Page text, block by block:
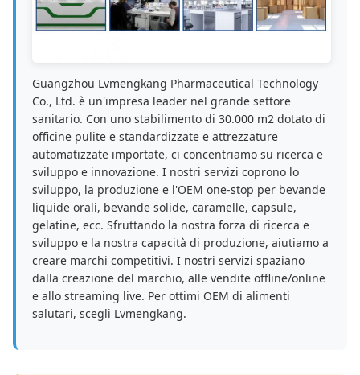
Guangzhou Lvmengkang Pharmaceutical Technology
Co., Ltd. è un'impresa leader nel grande settore
sanitario. Con uno stabilimento di 30.000 m2 dotato di
officine pulite e standardizzate e attrezzature
automatizzate importate, ci concentriamo su ricerca e
sviluppo e innovazione. I nostri servizi coprono lo
sviluppo, la produzione e l'OEM one-stop per bevande
liquide orali, bevande solide, caramelle, capsule,
gelatine, ecc. Sfruttando la nostra forza di ricerca e
sviluppo e la nostra capacità di produzione, aiutiamo a
creare marchi competitivi. I nostri servizi spaziano
dalla creazione del marchio, alle vendite offline/online
e allo streaming live. Per ottimi OEM di alimenti
salutari, scegli Lvmengkang.